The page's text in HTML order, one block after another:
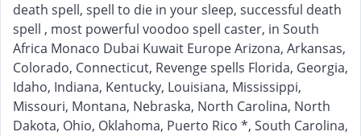
death spell, spell to die in your sleep, successful death
spell , most powerful voodoo spell caster, in South
Africa Monaco Dubai Kuwait Europe Arizona, Arkansas,
Colorado, Connecticut, Revenge spells Florida, Georgia,
Idaho, Indiana, Kentucky, Louisiana, Mississippi,
Missouri, Montana, Nebraska, North Carolina, North
Dakota, Ohio, Oklahoma, Puerto Rico *, South Carolina,